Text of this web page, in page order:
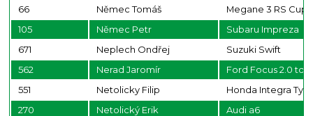
66
Němec Tomáš
Megane 3 RS Cup
105
Němec Petr
Subaru Impreza
671
Neplech Ondřej
Suzuki Swift
562
Nerad Jaromír
Ford Focus 2.0 tdci
551
Netolicky Filip
Honda Integra
270
Netolický Erik
Audi a6